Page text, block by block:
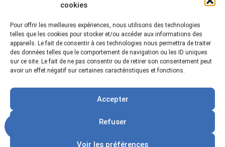
cookies
Pour offrir les meilleures expériences, nous utilisons des technologies
telles que les cookies pour stocker et/ou accéder aux informations des
appareils. Le fait de consentir à ces technologies nous permettra de traiter
des données telles que le comportement de navigation ou les ID uniques
sur ce site. Le fait de ne pas consentir ou de retirer son consentement peut
avoir un effet négatif sur certaines caractéristiques et fonctions.
Accepter
Refuser
Voir les préférences
02 97 40 06 01
Copyright ©
Politiques de confidentialité